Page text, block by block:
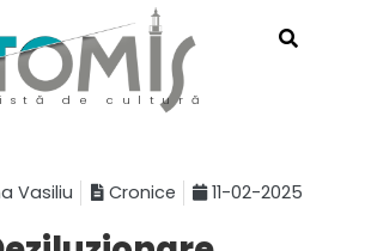
de cultură
Vasiliu Cronice 11-02-2025